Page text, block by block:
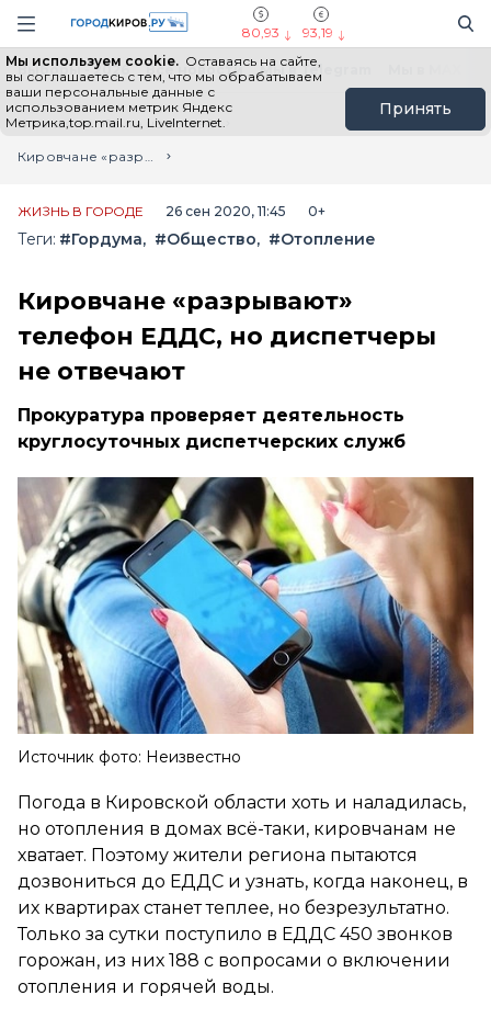
Навигация сайта
80,93 93,19
Мы используем cookie. Оставаясь на сайте,
вы соглашаетесь с тем, что мы обрабатываем
ваши персональные данные с
использованием метрик Яндекс
Метрика,top.mail.ru, LiveInternet.
Принять
Выборы - 2026 Все новости Мы в Telegram
Главная
Лента новостей
Кировчане «разрывают» телефон ЕДДС, но диспетчеры не отвечают
ЖИЗНЬ В ГОРОДЕ 26 сен 2020, 11:45 0+
Теги: #Гордума #Общество #Отопление
Кировчане «разрывают»
телефон ЕДДС, но диспетчеры
не отвечают
Прокуратура проверяет деятельность
круглосуточных диспетчерских служб
Источник фото: Неизвестно
Погода в Кировской области хоть и наладилась,
но отопления в домах всё-таки, кировчанам не
хватает. Поэтому жители региона пытаются
дозвониться до ЕДДС и узнать, когда наконец, в
их квартирах станет теплее, но безрезультатно.
Только за сутки поступило в ЕДДС 450 звонков
горожан, из них 188 с вопросами о включении
отопления и горячей воды.